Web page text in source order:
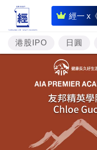
經一 x
即
時
財
經
專
題
投
樓
港股IPO 日圓